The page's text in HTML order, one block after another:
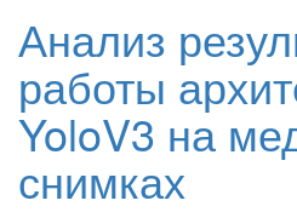
Анализ
работы
YoloV3 на
снимках